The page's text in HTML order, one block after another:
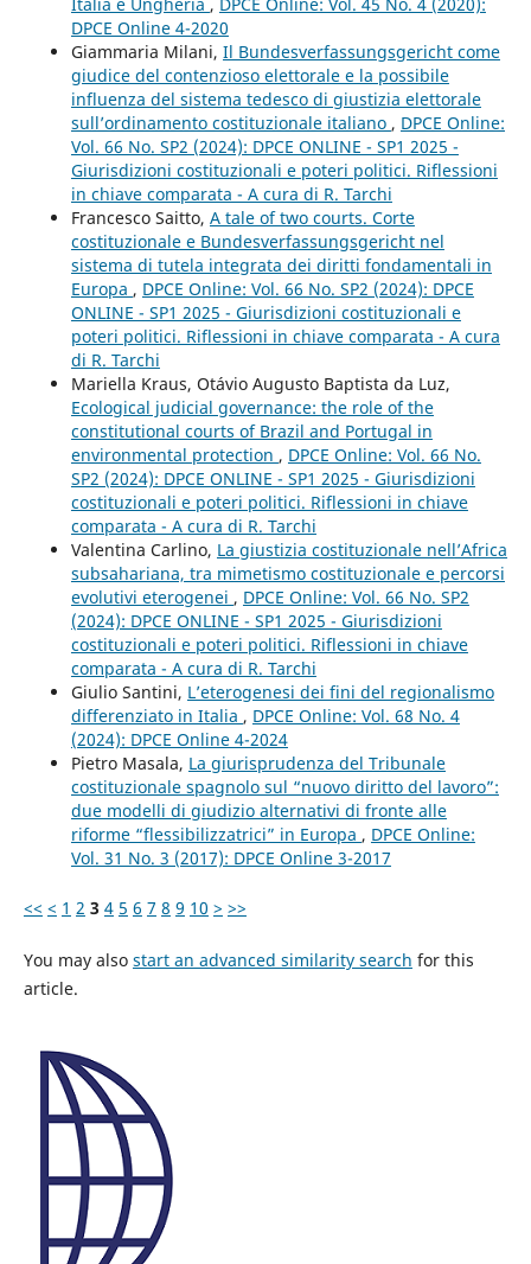
DPCE Online 4-2020
Giammaria Milani, Il Bundesverfassungsgericht come
giudice del contenzioso elettorale e la possibile
influenza del sistema tedesco di giustizia elettorale
sull’ordinamento costituzionale italiano , DPCE Online:
Vol. 66 No. SP2 (2024): DPCE ONLINE - SP1 2025 -
Giurisdizioni costituzionali e poteri politici. Riflessioni
in chiave comparata - A cura di R. Tarchi
Francesco Saitto, A tale of two courts. Corte
costituzionale e Bundesverfassungsgericht nel
sistema di tutela integrata dei diritti fondamentali in
Europa , DPCE Online: Vol. 66 No. SP2 (2024): DPCE
ONLINE - SP1 2025 - Giurisdizioni costituzionali e
poteri politici. Riflessioni in chiave comparata - A cura
di R. Tarchi
Mariella Kraus, Otávio Augusto Baptista da Luz,
Ecological judicial governance: the role of the
constitutional courts of Brazil and Portugal in
environmental protection , DPCE Online: Vol. 66 No.
SP2 (2024): DPCE ONLINE - SP1 2025 - Giurisdizioni
costituzionali e poteri politici. Riflessioni in chiave
comparata - A cura di R. Tarchi
Valentina Carlino, La giustizia costituzionale nell’Africa
subsahariana, tra mimetismo costituzionale e percorsi
evolutivi eterogenei , DPCE Online: Vol. 66 No. SP2
(2024): DPCE ONLINE - SP1 2025 - Giurisdizioni
costituzionali e poteri politici. Riflessioni in chiave
comparata - A cura di R. Tarchi
Giulio Santini, L’eterogenesi dei fini del regionalismo
differenziato in Italia , DPCE Online: Vol. 68 No. 4
(2024): DPCE Online 4-2024
Pietro Masala, La giurisprudenza del Tribunale
costituzionale spagnolo sul “nuovo diritto del lavoro”:
due modelli di giudizio alternativi di fronte alle
riforme “flessibilizzatrici” in Europa , DPCE Online:
Vol. 31 No. 3 (2017): DPCE Online 3-2017
<< < 1 2 3 4 5 6 7 8 9 10 > >>
You may also start an advanced similarity search for this
article.